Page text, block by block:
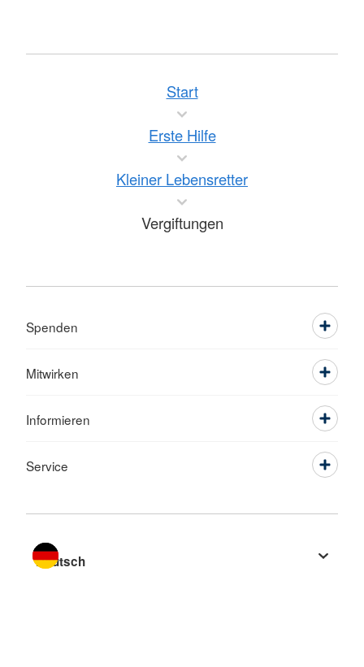
Start
Erste Hilfe
Kleiner Lebensretter
Vergiftungen
Spenden
Mitwirken
Informieren
Service
Sprache wechseln zu